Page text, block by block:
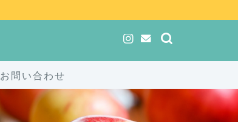
お問い合わせ